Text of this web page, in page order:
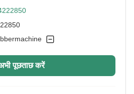
मरम्मत सेवा, वीडियो तकनीकी सहायता,
की मशीन
पूछताछ करें